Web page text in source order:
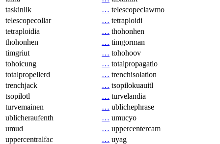
taskinlik
… telescopeclawmo
telescopecollar
… tetraploidi
tetraploidia
… thohonhen
thohonhen
… timgorman
timgriut
… tohohoov
tohoicung
… totalpropagatio
totalpropellerd
… trenchisolation
trenchjack
… tsopilokuauitl
tsopilotl
… turvelandia
turvemainen
… ublichephrase
ublicheraufenth
… umucyo
umud
… uppercentercam
uppercentralfac
… uyag